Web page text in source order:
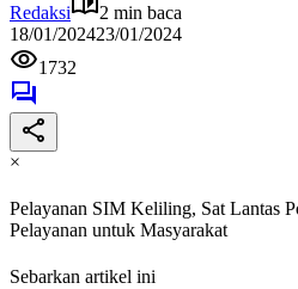
Redaksi
2 min baca
18/01/202423/01/2024
1732
×
Pelayanan SIM Keliling, Sat Lantas
Pelayanan untuk Masyarakat
Sebarkan artikel ini